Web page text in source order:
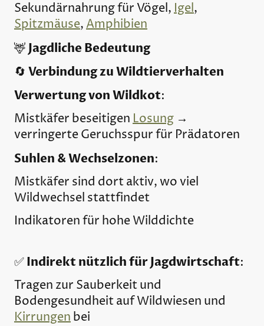
Sekundärnahrung für Vögel,Igel,
Spitzmäuse,Amphibien
🦌 Jagdliche Bedeutung
🔄 Verbindung zu Wildtierverhalten
Verwertung von Wildkot:
Mistkäfer beseitigenLosung →
verringerte Geruchsspur für Prädatoren
Suhlen & Wechselzonen:
Mistkäfer sind dort aktiv, wo viel
Wildwechsel stattfindet
Indikatoren für hohe Wilddichte
✅Indirekt nützlich für Jagdwirtschaft:
Tragen zur Sauberkeit und
Bodengesundheit auf Wildwiesen und
Kirrungenbei